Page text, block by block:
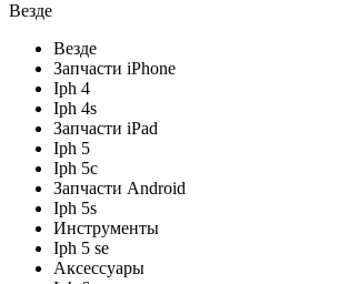
Везде
Везде
Запчасти iPhone
Iph 4
Iph 4s
Запчасти iPad
Iph 5
Iph 5c
Запчасти Android
Iph 5s
Инструменты
Iph 5 se
Аксессуары